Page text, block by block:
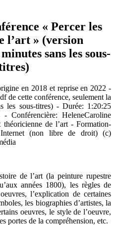
« Percer les
l’art » (version
sans les sous-
en 2018 et reprise en 2022 -
de cette conférence, seulement la
les sous-titres) - Durée: 1:20:25
Conférencière: HeleneCaroline
de l’art - Formation-
Internet (non libre de droit) (c)
de l’art (la peinture rupestre
années 1800), les règles de
l’explication de certaines
les biographies d’artistes, la
oeuvres, le style de l’oeuvre,
portes de la compréhension, etc.